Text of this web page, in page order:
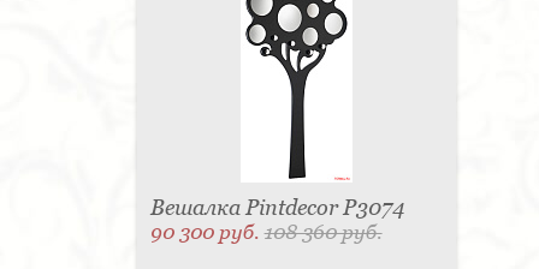
Вешалка Pintdecor P3074
90 300 руб.108 360 руб.